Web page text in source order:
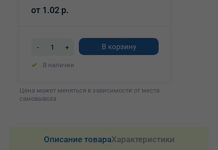
от 1.02 р.
- + В корзину
В наличии
Цена может меняться в зависимости от места
самовывоза
Описание товараХарактеристики